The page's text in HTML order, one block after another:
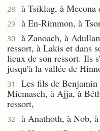
28 à Tsiklag, à Mecona
29 à En-Rimmon, à
30
à Zanoach, à
ressort, à Lakis et dans
lieux de son ressort. Ils
jusqu'à la vallée de
31
Les fils de Benjamin
Micmasch, à Ajja, à
ressort,
32 à Anathoth, à Nob,